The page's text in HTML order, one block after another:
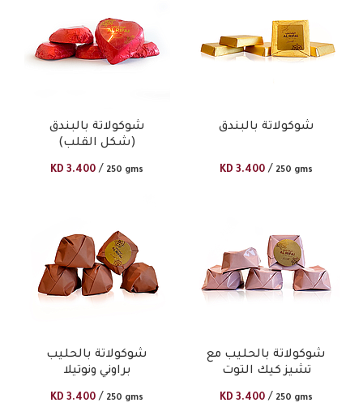
شوكولاتة بالبندق
(شكل القلب)
KD 3.400 / 250 gms
شوكولاتة بالبندق
KD 3.400 / 250 gms
شوكولاتة بالحليب
براوني ونوتيلا
KD 3.400 / 250 gms
شوكولاتة بالحليب مع
تشيز كيك التوت
KD 3.400 / 250 gms